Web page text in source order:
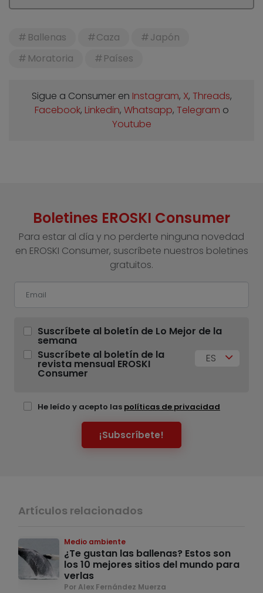
Ballenas Caza
Japón
Moratoria
Países
Sigue a Consumer en Instagram, X, Threads,
Facebook, Linkedin, Whatsapp, Telegram o
Youtube
Boletines EROSKI Consumer
Para estar al día y no perderte ninguna novedad
en EROSKI Consumer, suscríbete nuestros boletines
gratuitos.
Suscríbete al boletín de Lo Mejor de la
semana
Suscríbete al boletín de la
revista mensual EROSKI
Consumer
ES
He leído y acepto las políticas de privacidad
¡Subscríbete!
Artículos relacionados
Medio ambiente
¿Te gustan las ballenas? Estos son
los 10 mejores sitios del mundo para
verlas
Por Alex Fernández Muerza